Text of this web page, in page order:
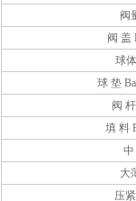
阀
阀 盖
球
球 垫
阀
填 料
中
大
压